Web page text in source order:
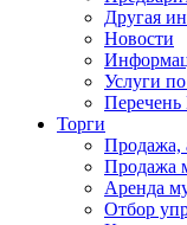
Другая
Новости
Услуги
Торги
Продажа,
Продажа
Аренда
Отбор